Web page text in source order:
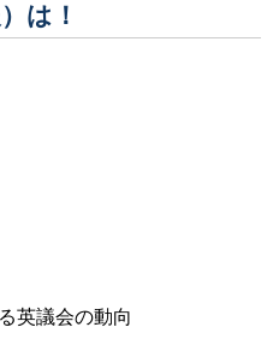
は！
英議会の動向